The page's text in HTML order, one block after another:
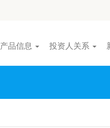
产品信息 投资人关系